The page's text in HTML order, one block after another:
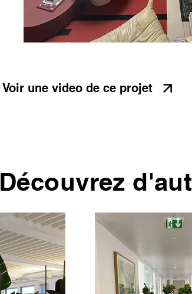
Voir une video de ce projet
Découvrez